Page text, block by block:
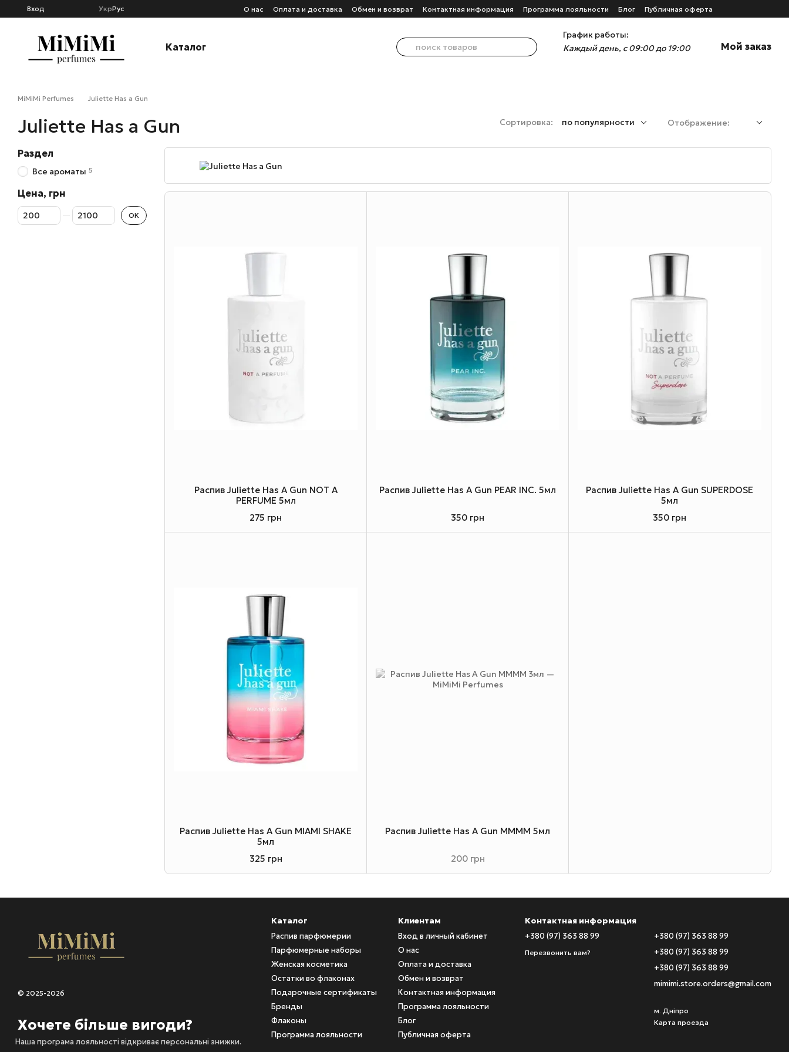
Перейти к основному контенту
Вход УкрРус О нас Оплата и доставка Обмен и возврат Контактная информация Программа лояльности Блог Публичная оферта
Каталог
График работы:
Каждый день, с 09:00 до 19:00
Мой заказ
MiMiMi Perfumes Juliette Has a Gun
Juliette Has a Gun Сортировка: по популярности Отображение:
Распив Juliette Has A Gun NOT A
PERFUME 5мл
275 грн
Распив Juliette Has A Gun PEAR INC. 5мл
350 грн
Распив Juliette Has A Gun SUPERDOSE
5мл
350 грн
Распив Juliette Has A Gun MIAMI SHAKE
5мл
325 грн
Распив Juliette Has A Gun MMMM 5мл
200 грн
Раздел
Все ароматы 5
Цена, грн
От Цена, грн
До Цена, грн OK
© 2025-2026
Хочете більше вигоди?
Наша програма лояльності відкриває персональні знижки.
Каталог
Распив парфюмерии
Парфюмерные наборы
Женская косметика
Остатки во флаконах
Подарочные сертификаты
Бренды
Флаконы
Программа лояльности
Клиентам
Вход в личный кабинет
О нас
Оплата и доставка
Обмен и возврат
Контактная информация
Программа лояльности
Блог
Публичная оферта
Контактная информация
+380 (97) 363 88 99
Перезвонить вам?
+380 (97) 363 88 99
+380 (97) 363 88 99
+380 (97) 363 88 99
mimimi.store.orders@gmail.com
м. Дніпро
Карта проезда